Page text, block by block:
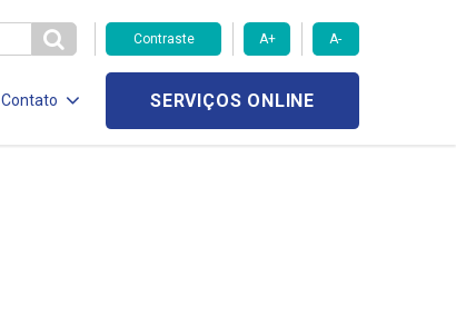
Contraste A+ A-
Contato SERVIÇOS ONLINE